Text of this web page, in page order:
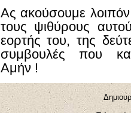
Ας ακούσουμε
τους ψιθύρους
εορτής του, της
συμβουλές που
Αμήν !